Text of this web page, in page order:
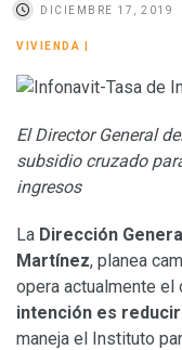
DICIEMBRE 17, 2019
VIVIENDA
El Director General
subsidio cruzado
ingresos
La Dirección
Martínez, planea
opera actualmente el
intención es reducir
maneja el Instituto